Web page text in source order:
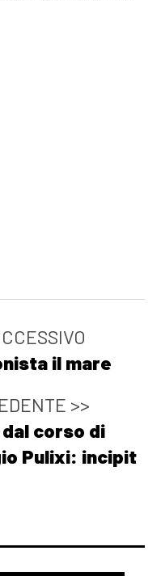
Decimo
La città
Ferrari:
Loris
il mare
>>
corso di
Pulixi: incipit